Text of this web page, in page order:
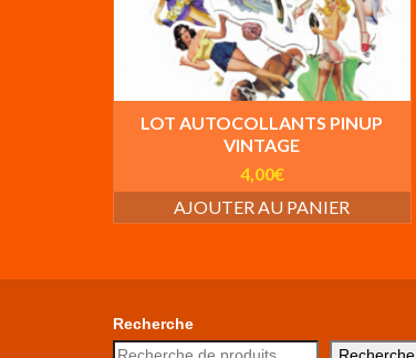
LOT AUTOCOLLANTS PINUP
VINTAGE
4,00€
AJOUTER AU PANIER
Recherche
Recherche